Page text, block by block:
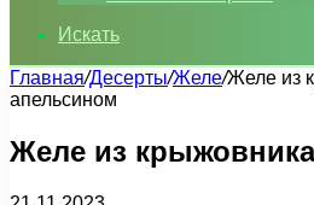
Искать
Главная/Десерты/Желе/Желе из
апельсином
Желе из